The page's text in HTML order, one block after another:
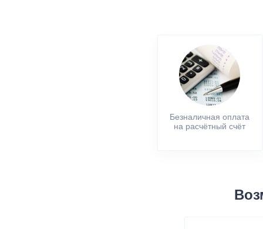
Безналичная оплата
на расчётный счёт